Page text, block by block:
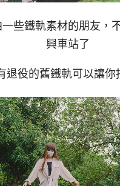
些鐵軌素材的朋友，
興車站了
退役的舊鐵軌可以讓你